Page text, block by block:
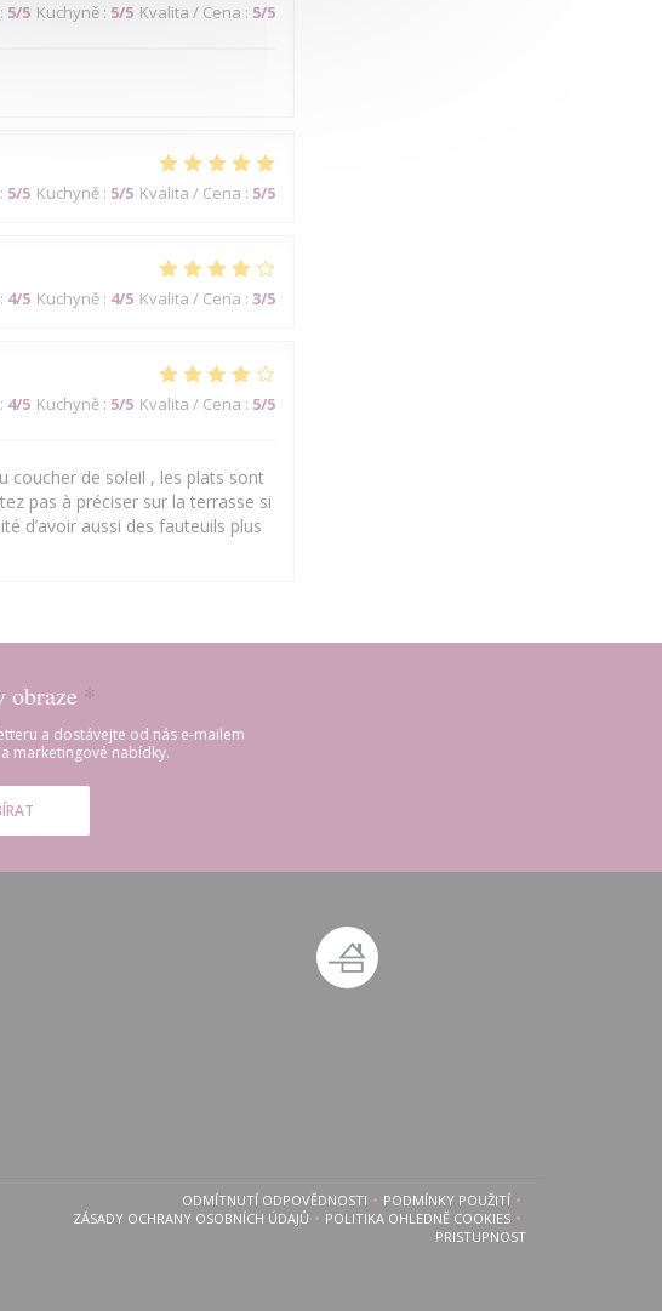
: 5/5 Kuchyně: 5/5 Kvalita / Cena : 5/5
: 5/5 Kuchyně: 5/5 Kvalita / Cena : 5/5
: 4/5 Kuchyně: 4/5 Kvalita / Cena : 3/5
: 4/5 Kuchyně: 5/5 Kvalita / Cena : 5/5
coucher de soleil , les plats sont
pas à préciser sur la terrasse si
d’avoir aussi des fauteuils plus
obraze *
a dostávejte od nás e-mailem
marketingové nabídky.
se v novém okně))
se v novém okně))
ODMÍTNUTÍ ODPOVĚDNOSTI((OTEVŘE SE V NOVÉM OKNĚ))
PODMÍNKY POUŽITÍ((OTEVŘE SE V NOVÉM OKNĚ))
ZÁSADY OCHRANY OSOBNÍCH ÚDAJŮ
((OTEVŘE SE V NOVÉM OKNĚ))POLITIKA OHLEDNĚ COOKIES((OTEVŘE SE V NOVÉM OKNĚ))
PRISTUPNOST((OTEVŘE SE V NOVÉM